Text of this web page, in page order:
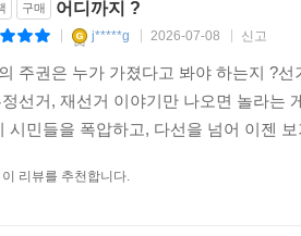
구매 어디까지 ?
| j*****g | 2026-07-08 | 신고
주권은 누가 가졌다고 봐야 하는지 ?
선거, 재선거 이야기만 나오면 놀라는